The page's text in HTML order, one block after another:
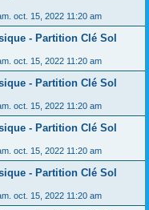
oct. 15, 2022 11:20 am
- Partition Clé Sol
oct. 15, 2022 11:20 am
- Partition Clé Sol
oct. 15, 2022 11:20 am
- Partition Clé Sol
oct. 15, 2022 11:20 am
- Partition Clé Sol
oct. 15, 2022 11:20 am